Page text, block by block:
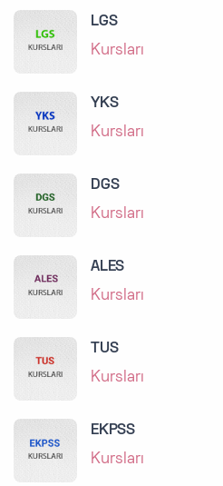
LGS
Kursları
YKS
Kursları
DGS
Kursları
ALES
Kursları
TUS
Kursları
EKPSS
Kursları